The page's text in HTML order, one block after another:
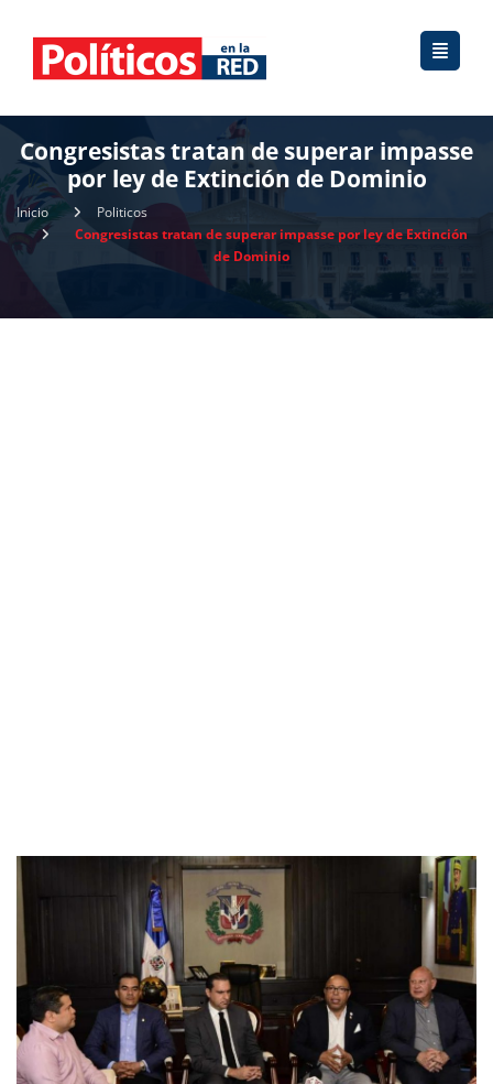
Congresistas tratan de superar impasse
por ley de Extinción de Dominio
Inicio
Politicos
Congresistas tratan de superar impasse por ley de Extinción
de Dominio